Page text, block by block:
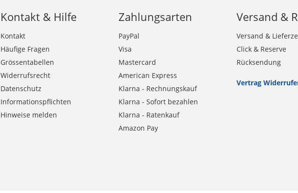
Kontakt & Hilfe
Kontakt
Häufige Fragen
Grössentabellen
Widerrufsrecht
Datenschutz
Informationspflichten
Hinweise melden
Zahlungsarten
PayPal
Visa
Mastercard
American Express
Klarna - Rechnungskauf
Klarna - Sofort bezahlen
Klarna - Ratenkauf
Amazon Pay
Versand &
Versand &
Click & Reserve
Rücksendung
Vertrag